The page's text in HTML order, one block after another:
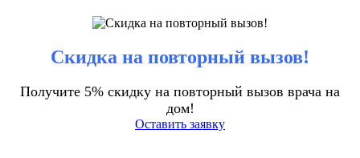
Скидка на повторный вызов!
Получите 5% скидку на повторный вызов врача на
дом!
Оставить заявку